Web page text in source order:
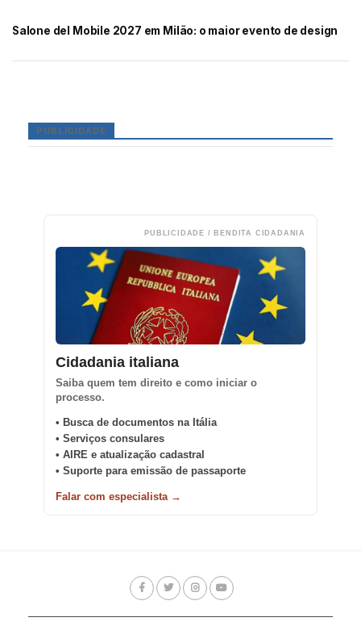
Salone del Mobile 2027 em Milão: o maior evento de design
PUBLICIDADE
PUBLICIDADE / BENDITA CIDADANIA
Cidadania italiana
Saiba quem tem direito e como iniciar o
processo.
• Busca de documentos na Itália
• Serviços consulares
• AIRE e atualização cadastral
• Suporte para emissão de passaporte
Falar com especialista →